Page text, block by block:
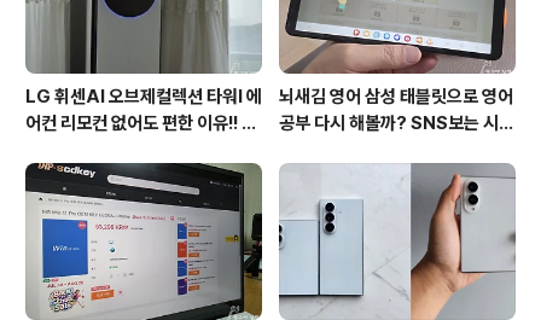
LG 휘센AI 오브제컬렉션 타워I 에
어컨 리모컨 없어도 편한 이유!! 7
후기
뇌새김 영어 삼성 태블릿으로 영어
공부 다시 해볼까? SNS보는 시간